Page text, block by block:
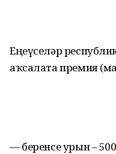
Еңеүселәр
аҡсалата премия
— беренсе урын –